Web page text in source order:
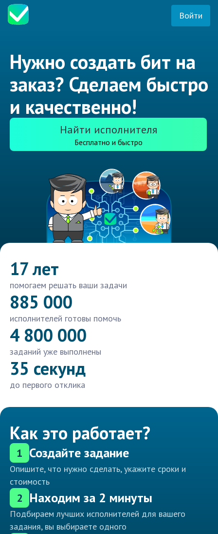
Войти
Нужно создать бит на
заказ? Сделаем быстро
и качественно!
Найти исполнителя
Бесплатно и быстро
17 лет
помогаем решать ваши задачи
885 000
исполнителей готовы помочь
4 800 000
заданий уже выполнены
35 секунд
до первого отклика
Как это работает?
1 Создайте задание
Опишите, что нужно сделать, укажите сроки и
стоимость
2 Находим за 2 минуты
Подбираем лучших исполнителей для вашего
задания, вы выбираете одного